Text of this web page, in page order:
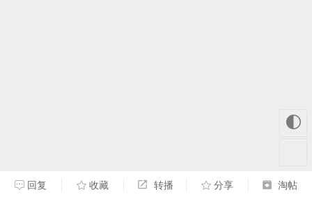
🌓
回复 收藏 转播 分享 淘帖